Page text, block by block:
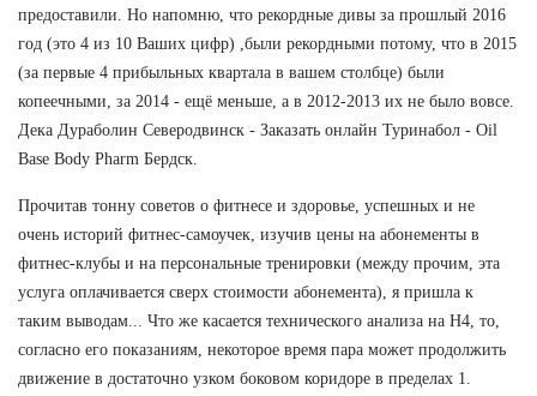
предоставили. Но напомню, что рекордные дивы за прошлый 2016
год (это 4 из 10 Ваших цифр) ,были рекордными потому, что в 2015
(за первые 4 прибыльных квартала в вашем столбце) были
копеечными, за 2014 - ещё меньше, а в 2012-2013 их не было вовсе.
Дека Дураболин Северодвинск - Заказать онлайн Туринабол - Oil
Base Body Pharm Бердск.
Прочитав тонну советов о фитнесе и здоровье, успешных и не
очень историй фитнес-самоучек, изучив цены на абонементы в
фитнес-клубы и на персональные тренировки (между прочим, эта
услуга оплачивается сверх стоимости абонемента), я пришла к
таким выводам... Что же касается технического анализа на Н4, то,
согласно его показаниям, некоторое время пара может продолжить
движение в достаточно узком боковом коридоре в пределах 1.